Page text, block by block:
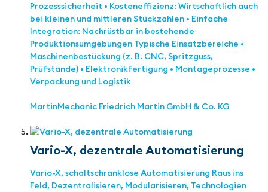
Prozesssicherheit • Kosteneffizienz: Wirtschaftlich auch
bei kleinen und mittleren Stückzahlen • Einfache
Integration: Nachrüstbar in bestehende
Produktionsumgebungen Typische Einsatzbereiche •
Maschinenbestückung (z. B. CNC, Spritzguss,
Prüfstände) • Elektronikfertigung • Montageprozesse •
Verpackung und Logistik
MartinMechanic Friedrich Martin GmbH & Co. KG
Vario-X, dezentrale Automatisierung
Vario-X, schaltschranklose Automatisierung Raus ins
Feld, Dezentralisieren, Modularisieren, Technologien